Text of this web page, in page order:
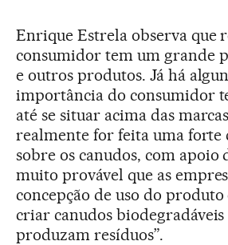
Enrique Estrela observa que
consumidor tem um grande
e outros produtos. Já há
importância do consumidor
até se situar acima das
realmente for feita uma forte
sobre os canudos, com apoio
muito provável que as
concepção de uso do
criar canudos biodegradáveis
produzam resíduos”.